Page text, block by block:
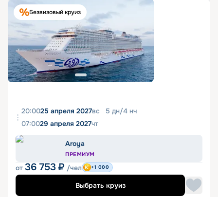
Безвизовый круиз
20:0025 апреля 2027вс 5 дн/4 нч
07:0029 апреля 2027чт
Aroya
ПРЕМИУМ
от 36 753 ₽ /чел +1 000
Выбрать круиз